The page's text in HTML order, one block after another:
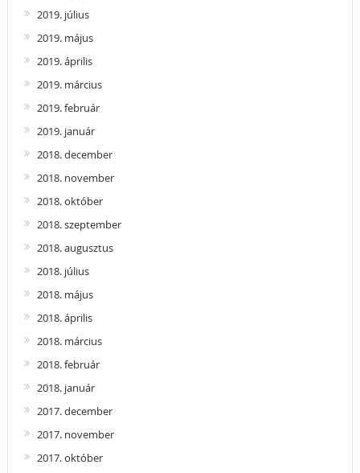
2019. július
2019. május
2019. április
2019. március
2019. február
2019. január
2018. december
2018. november
2018. október
2018. szeptember
2018. augusztus
2018. július
2018. május
2018. április
2018. március
2018. február
2018. január
2017. december
2017. november
2017. október